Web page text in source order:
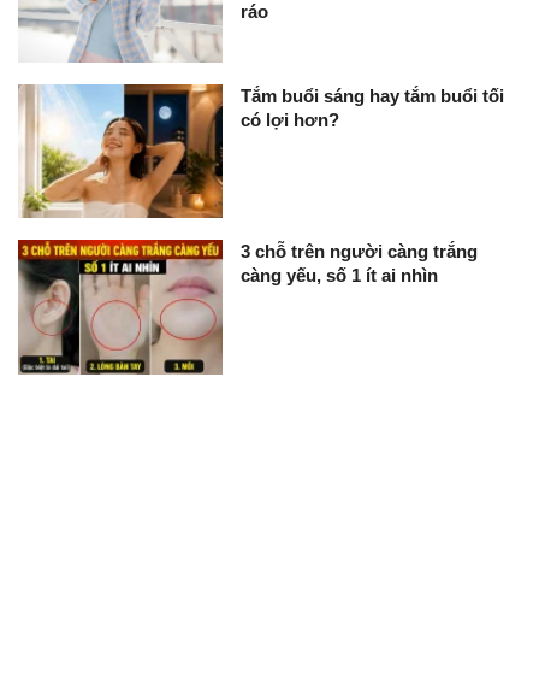
ráo
Tắm buổi sáng hay tắm buổi tối
có lợi hơn?
3 chỗ trên người càng trắng
càng yếu, số 1 ít ai nhìn